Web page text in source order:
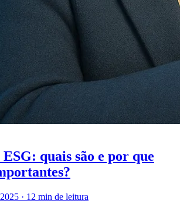
quais são e por que
· 12 min de leitura